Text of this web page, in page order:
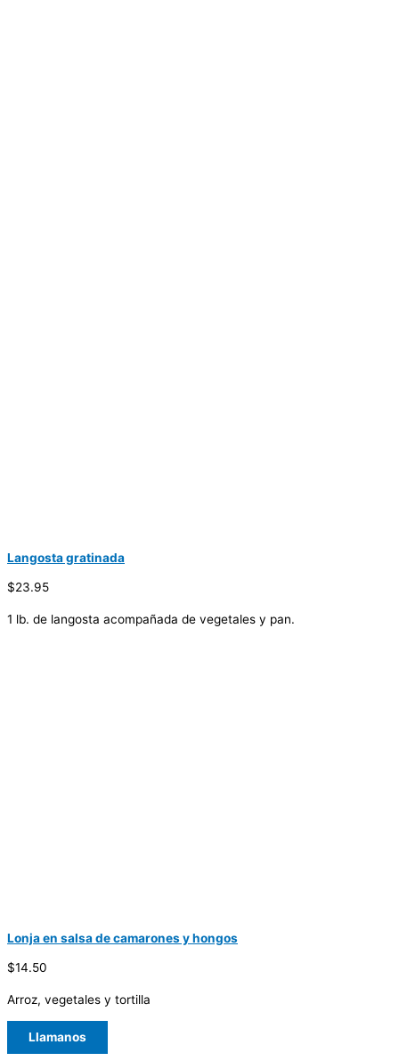
Langosta gratinada
$23.95
1 lb. de langosta acompañada de vegetales y pan.
Lonja en salsa de camarones y hongos
$14.50
Arroz, vegetales y tortilla
Llamanos